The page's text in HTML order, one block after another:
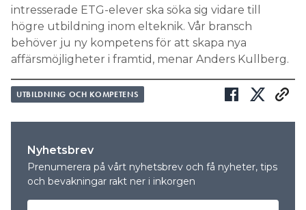
intresserade ETG-elever ska söka sig vidare till
högre utbildning inom elteknik. Vår bransch
behöver ju ny kompetens för att skapa nya
affärsmöjligheter i framtid, menar Anders Kullberg.
UTBILDNING OCH KOMPETENS
Nyhetsbrev
Prenumerera på vårt nyhetsbrev och få nyheter, tips
och bevakningar rakt ner i inkorgen